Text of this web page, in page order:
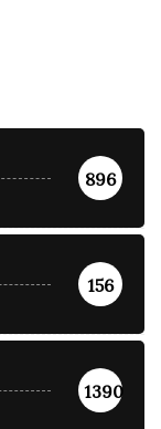
896
156
1390